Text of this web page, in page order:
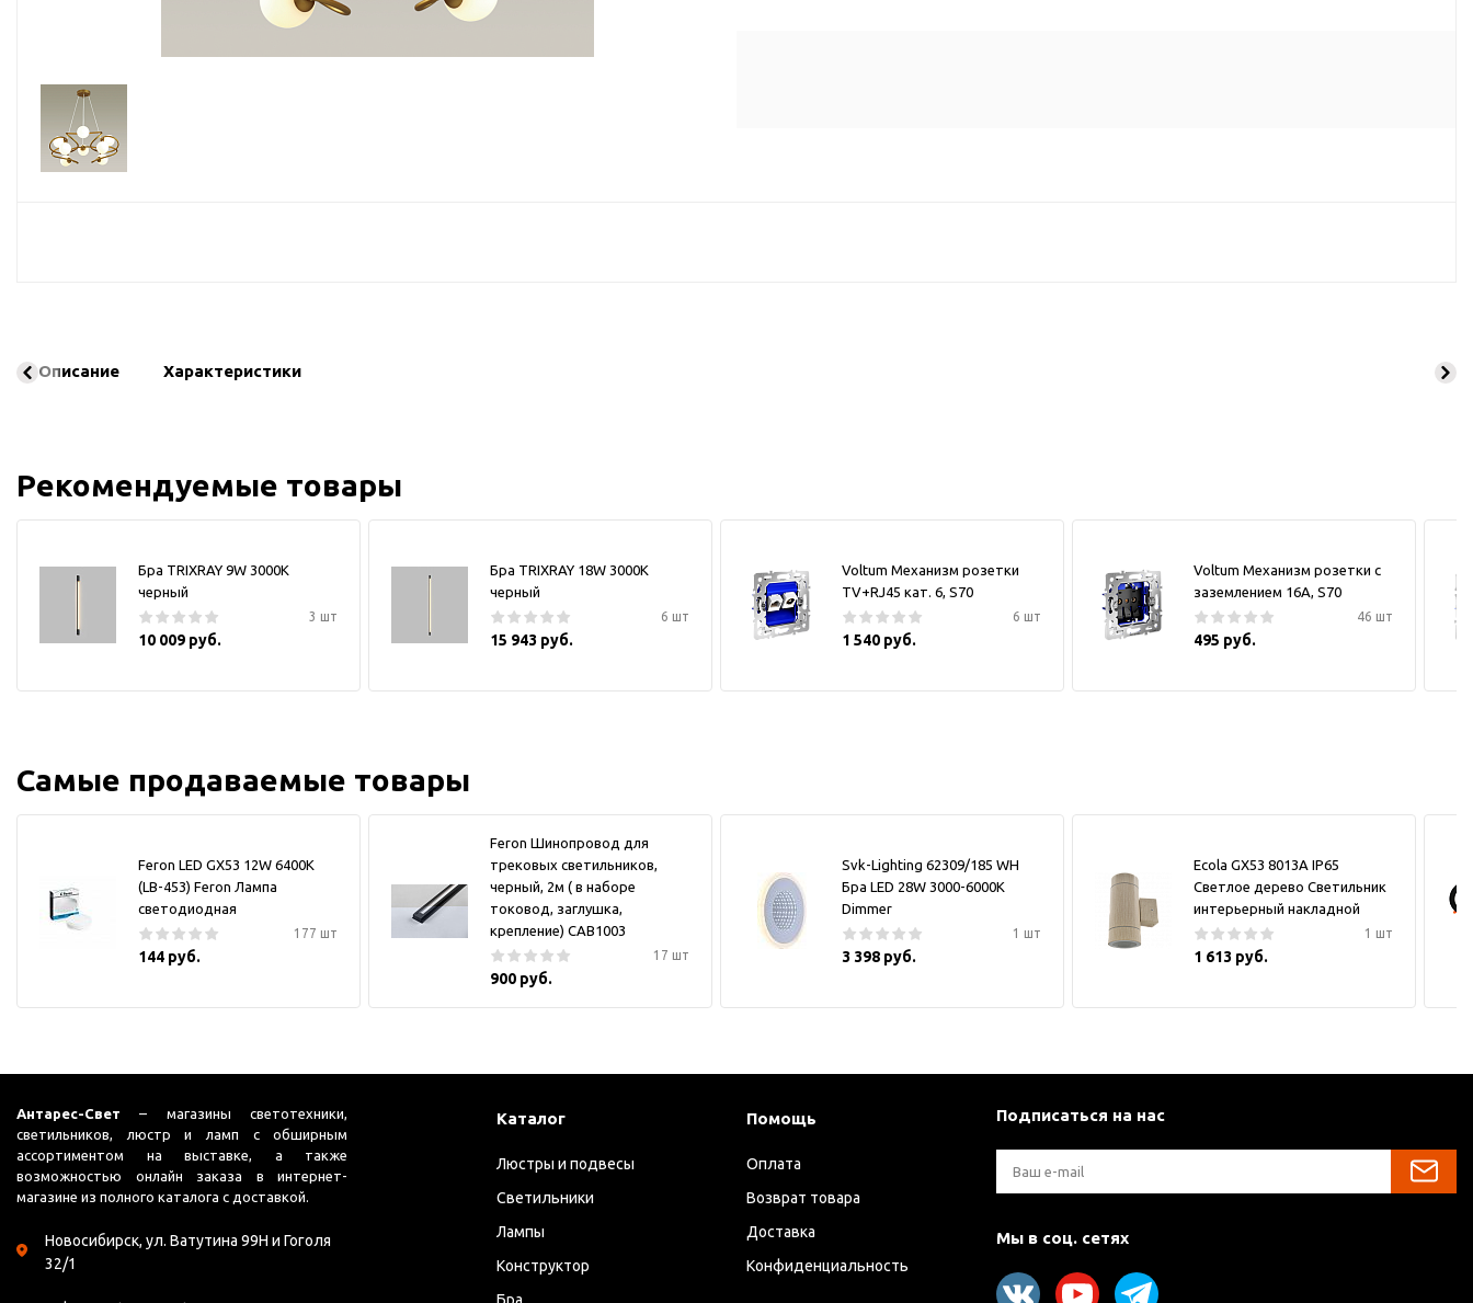
Прожекторы
Ночники
Описание Характеристики
Рекомендуемые товары
Бра TRIXRAY 9W 3000К
черный
3 шт
10 009 руб.
Бра TRIXRAY 18W 3000К
черный
6 шт
15 943 руб.
Voltum Механизм розетки
TV+RJ45 кат. 6, S70
6 шт
1 540 руб.
Voltum Механизм розетки с
заземлением 16А, S70
46 шт
495 руб.
Самые продаваемые товары
Feron LED GX53 12W 6400K
(LB-453) Feron Лампа
светодиодная
177 шт
144 руб.
Feron Шинопровод для
трековых светильников,
черный, 2м ( в наборе
токовод, заглушка,
крепление) CAB1003
17 шт
900 руб.
Svk-Lighting 62309/185 WH
Бра LED 28W 3000-6000K
Dimmer
1 шт
3 398 руб.
Ecola GX53 8013A IP65
Светлое дерево Светильник
интерьерный накладной
1 шт
1 613 руб.
Антарес-Свет – магазины светотехники,
светильников, люстр и ламп с обширным
ассортиментом на выставке, а также
возможностью онлайн заказа в интернет-
магазине из полного каталога с доставкой.
Новосибирск, ул. Ватутина 99Н и Гоголя
32/1
Каталог
Люстры и подвесы
Светильники
Лампы
Конструктор
Бра
Помощь
Оплата
Возврат товара
Доставка
Конфиденциальность
Подписаться на нас
Мы в соц. сетях